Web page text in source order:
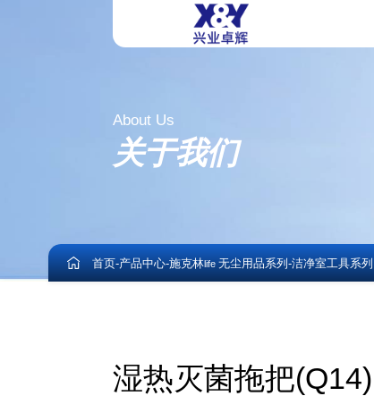
About Us
关于我们
首页-产品中心-施克林life 无尘用品系列-洁净室工具系列
湿热灭菌拖把(Q14)